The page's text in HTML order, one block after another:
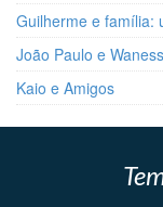
Guilherme e família:
João Paulo e
Kaio e Amigos